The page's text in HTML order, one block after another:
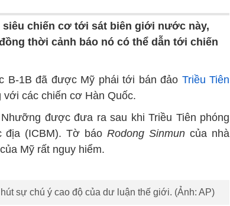
siêu chiến cơ tới sát biên giới nước này,
thời cảnh báo nó có thể dẫn tới chiến
B-1B đã được Mỹ phái tới bán đảo Triều Tiên
với các chiến cơ Hàn Quốc.
được đưa ra sau khi Triều Tiên phóng
địa (ICBM). Tờ báoRodong Sinmun của nhà
Mỹ rất nguy hiểm.
sự chú ý cao độ của dư luận thế giới. (Ảnh: AP)